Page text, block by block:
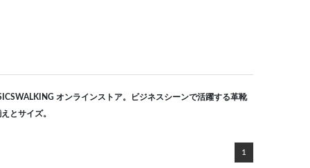
オンラインストア。ビジネスシーンで活躍する革靴
とサイズ。
1